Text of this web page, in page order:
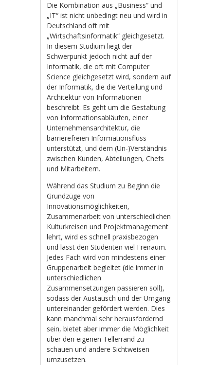
Die Kombination aus „Business“ und
„IT“ ist nicht unbedingt neu und wird in
Deutschland oft mit
„Wirtschaftsinformatik“ gleichgesetzt.
In diesem Studium liegt der
Schwerpunkt jedoch nicht auf der
Informatik, die oft mit Computer
Science gleichgesetzt wird, sondern auf
der Informatik, die die Verteilung und
Architektur von Informationen
beschreibt. Es geht um die Gestaltung
von Informationsabläufen, einer
Unternehmensarchitektur, die
barrierefreien Informationsfluss
unterstützt, und dem (Un-)Verständnis
zwischen Kunden, Abteilungen, Chefs
und Mitarbeitern.
Während das Studium zu Beginn die
Grundzüge von
Innovationsmöglichkeiten,
Zusammenarbeit von unterschiedlichen
Kulturkreisen und Projektmanagement
lehrt, wird es schnell praxisbezogen
und lässt den Studenten viel Freiraum.
Jedes Fach wird von mindestens einer
Gruppenarbeit begleitet (die immer in
unterschiedlichen
Zusammensetzungen passieren soll),
sodass der Austausch und der Umgang
untereinander gefördert werden. Dies
kann manchmal sehr herausfordernd
sein, bietet aber immer die Möglichkeit
über den eigenen Tellerrand zu
schauen und andere Sichtweisen
umzusetzen.